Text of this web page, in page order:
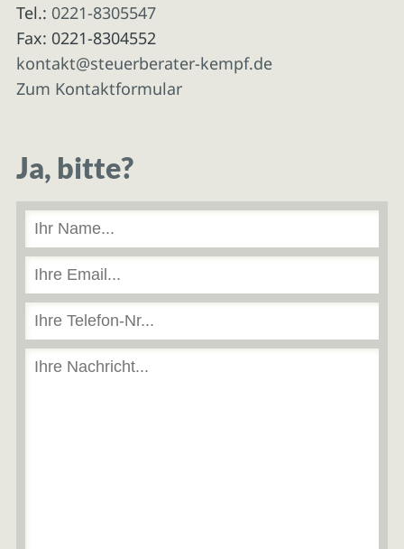
Tel.: 0221-8305547
Fax: 0221-8304552
kontakt@steuerberater-kempf.de
Zum Kontaktformular
Ja, bitte?